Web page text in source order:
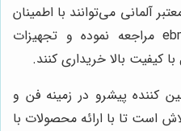
آلمانی می‌توانند با اطمینان
خاطر به مرکز نماینده ebmpapst مراجعه نموده و تجهیزات
کیفیت بالا خریداری کنند.
کننده پیشرو در زمینه فن و
است تا با ارائه محصولات با